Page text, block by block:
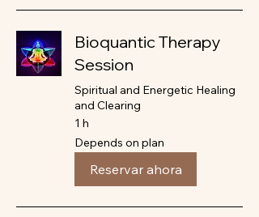
Bioquantic Therapy
Session
Spiritual and Energetic Healing
and Clearing
1 h
Depends
on
plan
Depends on plan
Reservar ahora